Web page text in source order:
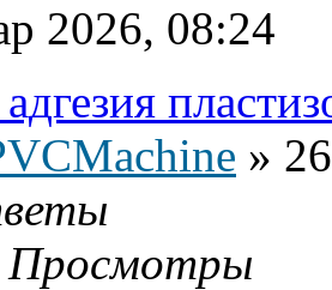
2026, 08:24
»
Просмотры